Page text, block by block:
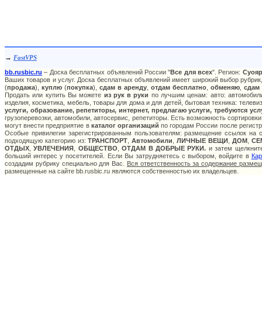
→ FastVPS
bb.rusbic.ru – Доска бесплатных объявлений России "Все для всех". Регион:
Ваших товаров и услуг. Доска бесплатных объявлений имеет широкий выбор
(продажа), куплю (покупка), сдам в аренду отдам бесплатно обменяю сдам
Продать или купить Вы можете из рук в руки по лучшим ценам: авто:
изделия, косметика, мебель, товары для дома и для детей, бытовая техника:
услуги, образование, репетиторы, интернет, предлагаю услуги, требуются
грузоперевозки, автомобили, автосервис, репетиторы. Есть возможность
могут внести предприятие в каталог организаций по городам России после
Особые привилегии зарегистрированным пользователям: размещение ссылок
подходящую категорию из:ТРАНСПОРТ ,Автомобили ,ЛИЧНЫЕ ВЕЩИ, ДОМ,
ОТДЫХ ,УВЛЕЧЕНИЯ ОБЩЕСТВО ,ОТДАМ В ДОБРЫЕ РУКИ. и затем
больший интерес у посетителей. Если Вы затрудняетесь с выбором, войдите в
создадим рубрику специально для Вас. Вся ответственность за содержание
размещенные на сайте bb.rusbic.ru являются собственностью их владельцев.